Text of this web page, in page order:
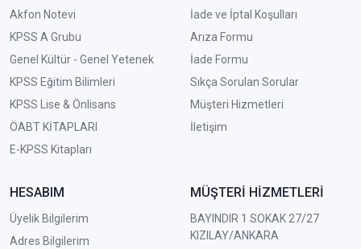
Akfon Notevi
KPSS A Grubu
Genel Kültür - Genel Yetenek
KPSS Eğitim Bilimleri
KPSS Lise & Önlisans
ÖABT KİTAPLARI
E-KPSS Kitapları
İade ve İptal Koşulları
Arıza Formu
İade Formu
Sıkça Sorulan Sorular
Müşteri Hizmetleri
İletişim
HESABIM
Üyelik Bilgilerim
Adres Bilgilerim
MÜŞTERİ HİZMETLERİ
BAYINDIR 1 SOKAK 27/27
KIZILAY/ANKARA